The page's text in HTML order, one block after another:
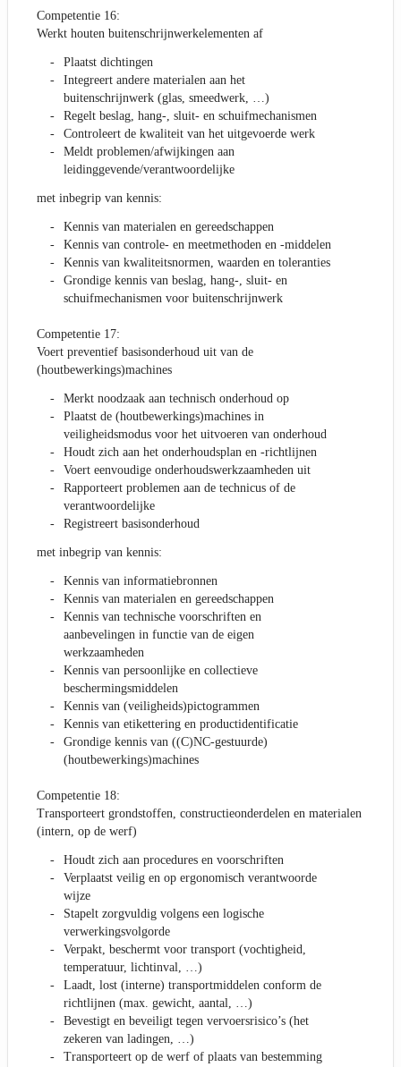
Competentie 16:
Werkt houten buitenschrijnwerkelementen af
Plaatst dichtingen
Integreert andere materialen aan het
buitenschrijnwerk (glas, smeedwerk, …)
Regelt beslag, hang-, sluit- en schuifmechanismen
Controleert de kwaliteit van het uitgevoerde werk
Meldt problemen/afwijkingen aan
leidinggevende/verantwoordelijke
met inbegrip van kennis:
Kennis van materialen en gereedschappen
Kennis van controle- en meetmethoden en -middelen
Kennis van kwaliteitsnormen, waarden en toleranties
Grondige kennis van beslag, hang-, sluit- en
schuifmechanismen voor buitenschrijnwerk
Competentie 17:
Voert preventief basisonderhoud uit van de
(houtbewerkings)machines
Merkt noodzaak aan technisch onderhoud op
Plaatst de (houtbewerkings)machines in
veiligheidsmodus voor het uitvoeren van onderhoud
Houdt zich aan het onderhoudsplan en -richtlijnen
Voert eenvoudige onderhoudswerkzaamheden uit
Rapporteert problemen aan de technicus of de
verantwoordelijke
Registreert basisonderhoud
met inbegrip van kennis:
Kennis van informatiebronnen
Kennis van materialen en gereedschappen
Kennis van technische voorschriften en
aanbevelingen in functie van de eigen
werkzaamheden
Kennis van persoonlijke en collectieve
beschermingsmiddelen
Kennis van (veiligheids)pictogrammen
Kennis van etikettering en productidentificatie
Grondige kennis van ((C)NC-gestuurde)
(houtbewerkings)machines
Competentie 18:
Transporteert grondstoffen, constructieonderdelen en materialen
(intern, op de werf)
Houdt zich aan procedures en voorschriften
Verplaatst veilig en op ergonomisch verantwoorde
wijze
Stapelt zorgvuldig volgens een logische
verwerkingsvolgorde
Verpakt, beschermt voor transport (vochtigheid,
temperatuur, lichtinval, …)
Laadt, lost (interne) transportmiddelen conform de
richtlijnen (max. gewicht, aantal, …)
Bevestigt en beveiligt tegen vervoersrisico’s (het
zekeren van ladingen, …)
Transporteert op de werf of plaats van bestemming